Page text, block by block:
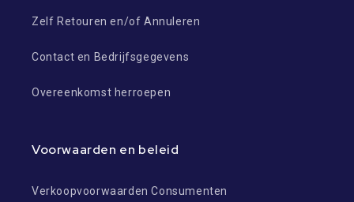
Zelf Retouren en/of Annuleren
Contact en Bedrijfsgegevens
Overeenkomst herroepen
Voorwaarden en beleid
Verkoopvoorwaarden Consumenten